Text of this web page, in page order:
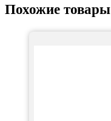
Похожие товары